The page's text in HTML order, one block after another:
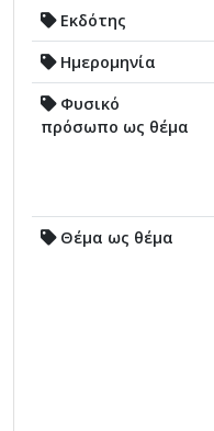
Εκδότης
Ημερομηνία
Φυσικό
πρόσωπο ως θέμα
Θέμα ως θέμα